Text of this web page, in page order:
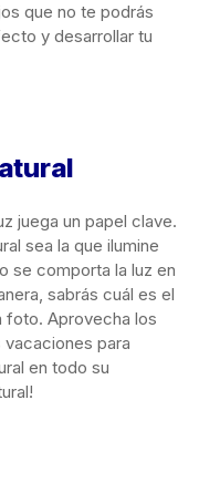
que no te podrás
y desarrollar tu
juega un papel clave.
sea la que ilumine
se comporta la luz en
sabrás cuál es el
foto. Aprovecha los
para
en todo su